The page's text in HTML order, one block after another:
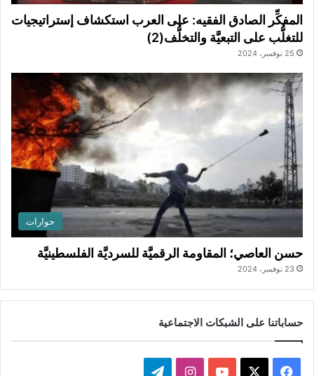
المفكِّر الصادق الفقيه: على العرب استكشاف إستراتيجيات
للتغلُّب على التبعيَّة والتخلُّف(2)
25 نوفمبر، 2024
حوارات
حسن العاصي؛ المقاومة الرقميَّة للسرديَّة الفلسطينيَّة
23 نوفمبر، 2024
حساباتنا على الشبكات الاجتماعية